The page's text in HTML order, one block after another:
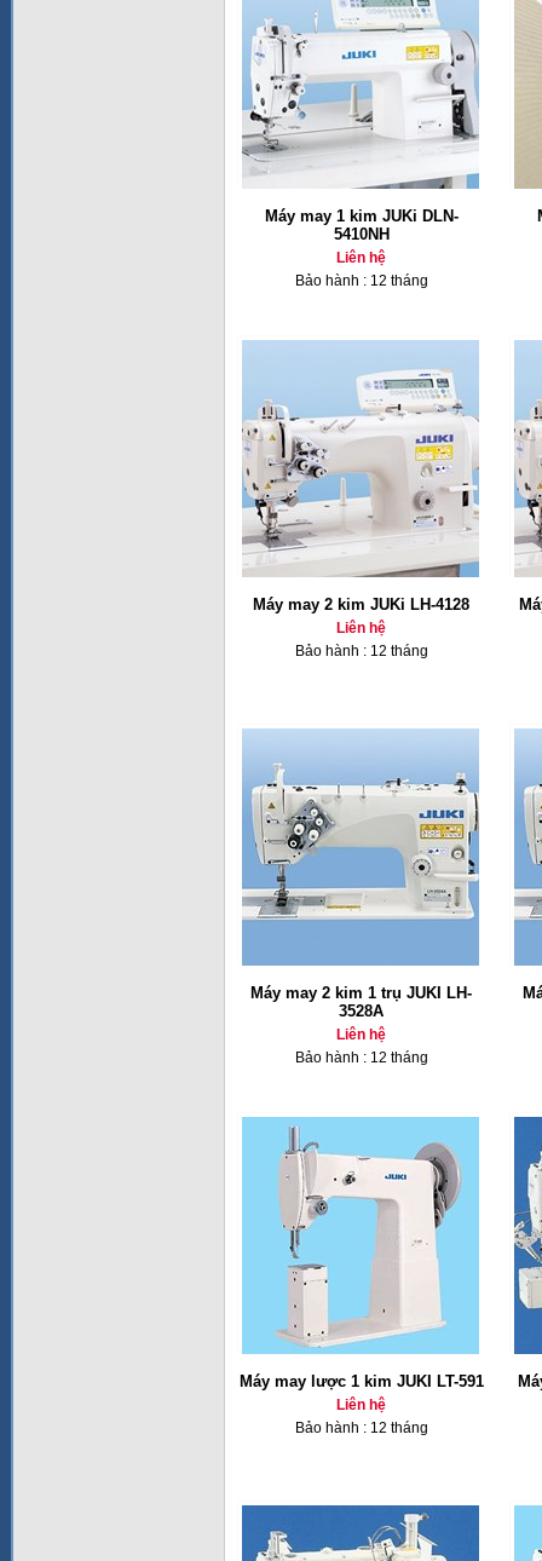
Máy may 1 kim JUKi DLN-
5410NH
Liên hệ
Bảo hành : 12 tháng
Máy may 2 kim JUKi LH-4128
Liên hệ
Bảo hành : 12 tháng
Máy may 2 kim 1 trụ JUKI LH-
3528A
Liên hệ
Bảo hành : 12 tháng
Máy may lược 1 kim JUKI LT-591
Liên hệ
Bảo hành : 12 tháng